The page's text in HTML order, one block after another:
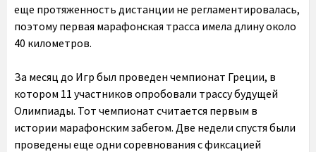
еще протяженность дистанции не регламентировалась,
поэтому первая марафонская трасса имела длину около
40 километров.
За месяц до Игр был проведен чемпионат Греции, в
котором 11 участников опробовали трассу будущей
Олимпиады. Тот чемпионат считается первым в
истории марафонским забегом. Две недели спустя были
проведены еще одни соревнования с фиксацией